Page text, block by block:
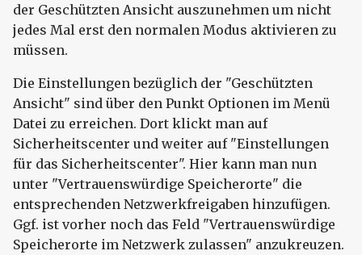
der Geschützten Ansicht auszunehmen um nicht
jedes Mal erst den normalen Modus aktivieren zu
müssen.
Die Einstellungen bezüglich der "Geschützten
Ansicht" sind über den Punkt Optionen im Menü
Datei zu erreichen. Dort klickt man auf
Sicherheitscenter und weiter auf "Einstellungen
für das Sicherheitscenter". Hier kann man nun
unter "Vertrauenswürdige Speicherorte" die
entsprechenden Netzwerkfreigaben hinzufügen.
Ggf. ist vorher noch das Feld "Vertrauenswürdige
Speicherorte im Netzwerk zulassen" anzukreuzen.